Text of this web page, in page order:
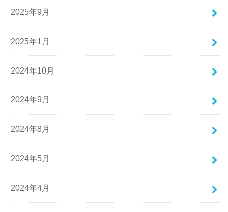
2025年9月
2025年1月
2024年10月
2024年9月
2024年8月
2024年5月
2024年4月